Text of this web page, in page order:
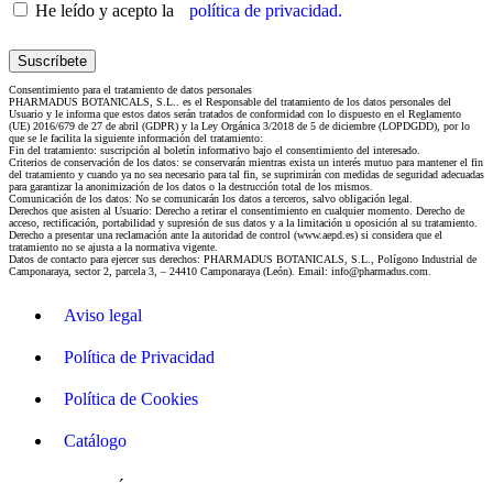
He leído y acepto la política de privacidad.
Consentimiento para el tratamiento de datos personales
PHARMADUS BOTANICALS, S.L.. es el Responsable del tratamiento de los datos personales del
Usuario y le informa que estos datos serán tratados de conformidad con lo dispuesto en el Reglamento
(UE) 2016/679 de 27 de abril (GDPR) y la Ley Orgánica 3/2018 de 5 de diciembre (LOPDGDD), por lo
que se le facilita la siguiente información del tratamiento:
Fin del tratamiento: suscripción al boletín informativo bajo el consentimiento del interesado.
Criterios de conservación de los datos: se conservarán mientras exista un interés mutuo para mantener el fin
del tratamiento y cuando ya no sea necesario para tal fin, se suprimirán con medidas de seguridad adecuadas
para garantizar la anonimización de los datos o la destrucción total de los mismos.
Comunicación de los datos: No se comunicarán los datos a terceros, salvo obligación legal.
Derechos que asisten al Usuario: Derecho a retirar el consentimiento en cualquier momento. Derecho de
acceso, rectificación, portabilidad y supresión de sus datos y a la limitación u oposición al su tratamiento.
Derecho a presentar una reclamación ante la autoridad de control (www.aepd.es) si considera que el
tratamiento no se ajusta a la normativa vigente.
Datos de contacto para ejercer sus derechos: PHARMADUS BOTANICALS, S.L., Polígono Industrial de
Camponaraya, sector 2, parcela 3, – 24410 Camponaraya (León). Email: info@pharmadus.com.
Aviso legal
Política de Privacidad
Política de Cookies
Catálogo